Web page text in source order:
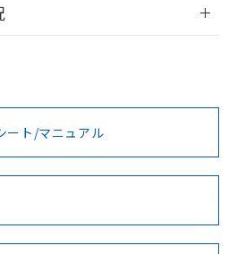
イン/会員登録
用いただく前に、以下を必ずお読
凡例
凡例
ート/マニュアル
しておりました。
品への在庫切替を完了